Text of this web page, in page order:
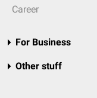
Career
For Business
Other stuff